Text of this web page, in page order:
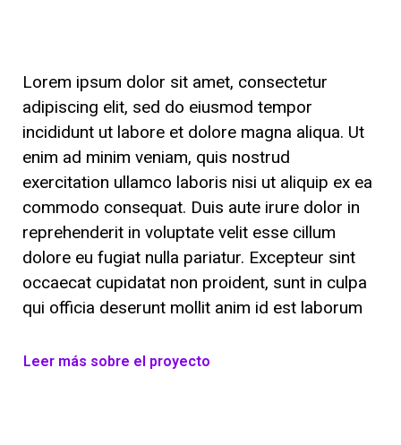
Lorem ipsum dolor sit amet, consectetur
adipiscing elit, sed do eiusmod tempor
incididunt ut labore et dolore magna aliqua. Ut
enim ad minim veniam, quis nostrud
exercitation ullamco laboris nisi ut aliquip ex ea
commodo consequat. Duis aute irure dolor in
reprehenderit in voluptate velit esse cillum
dolore eu fugiat nulla pariatur. Excepteur sint
occaecat cupidatat non proident, sunt in culpa
qui officia deserunt mollit anim id est laborum
Leer más sobre el proyecto